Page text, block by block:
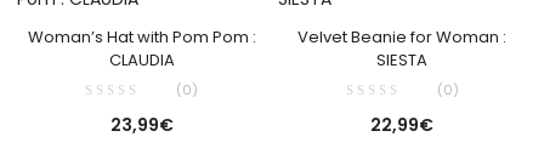
Woman’s Hat with Pom Pom :
CLAUDIA
(0)
23,99€
Velvet Beanie for Woman :
SIESTA
(0)
22,99€